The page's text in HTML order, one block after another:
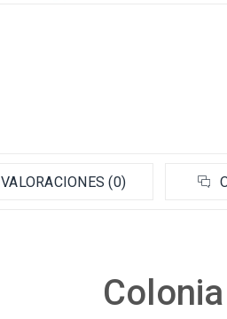
VALORACIONES (0)